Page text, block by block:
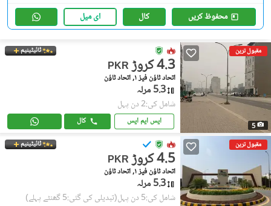
محفوظ کریں کال ای میل
مقبول ترین
5
ٹائیٹینیم
PKR 4.3 کروڑ
اتحاد ٹاؤن فیز ١, اتحاد ٹاؤن
5.3 مرلہ
شامل کی:2 دن پہل
ایس ایم ایس کال
مقبول ترین ٹائیٹینیم
PKR 4.5 کروڑ
اتحاد ٹاؤن فیز ١, اتحاد ٹاؤن
5.3 مرلہ
شامل کی:5 دن پہل (تبدیلی کی گئی:5 گھنٹے پہلے)